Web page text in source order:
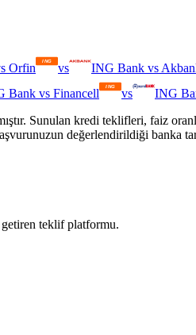
Orfin vs ING Bank vs
Bank vs Financell vs ING
Sunulan kredi teklifleri, faiz
değerlendirildiği banka
teklif platformu.